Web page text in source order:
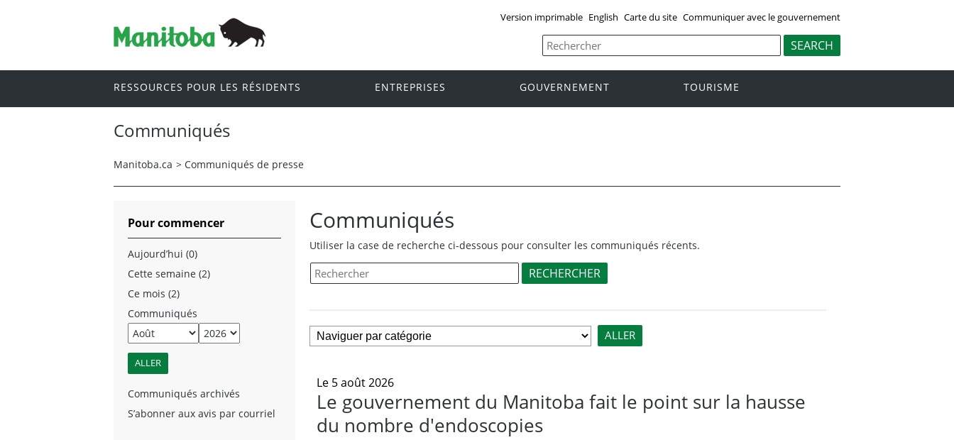
Version imprimable English Carte du site Communiquer avec le gouvernement
RESSOURCES POUR LES RÉSIDENTS ENTREPRISES GOUVERNEMENT TOURISME
Communiqués
Manitoba.ca > Communiqués de presse
Communiqués
Utiliser la case de recherche ci-dessous pour consulter les communiqués récents.
Le 5 août 2026
Le gouvernement du Manitoba fait le point sur la hausse
du nombre d'endoscopies
Pour commencer
Aujourd’hui (0)
Cette semaine (2)
Ce mois (2)
Communiqués
Communiqués archivés
S’abonner aux avis par courriel